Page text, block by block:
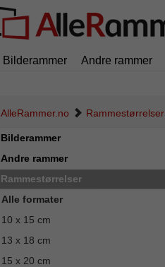
Bilderammer Andre rammer
AlleRammer.no Rammestørrelser
Bilderammer
Andre rammer
Rammestørrelser
Alle formater
10 x 15 cm
13 x 18 cm
15 x 20 cm